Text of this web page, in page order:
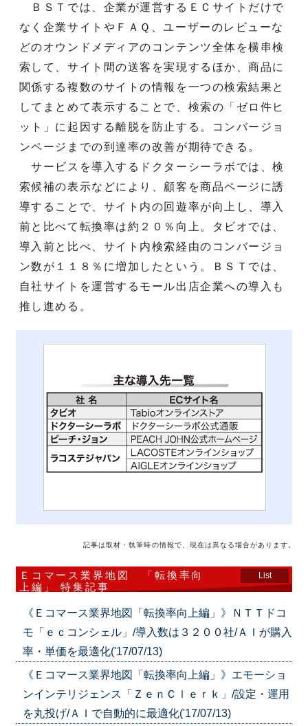
ＢＳＴでは、企業が運営するＥＣサイトだけで
なく企業サイトやＦＡＱ、ユーザーのレビューな
どのオウンドメディアのコンテンツ全体を横串検
索して、サイト間の送客を実現するほか、商品に
関係する複数のサイトの情報を一つの検索結果と
してまとめて表示することで、検索の「ゼロ件ヒ
ット」に起因する離脱を防止する。コンバージョ
ンページまでの到達率の改善が期待できる。
サービスを導入するドクターシーラボでは、検
索候補の表示などにより、顧客を商品ページに誘
導することで、サイト内の回遊率が向上し、導入
前と比べて転換率は約２０％向上。タビオでは、
導入前と比べ、サイト内検索経由のコンバージョ
ン数が１１８％に増加したという。ＢＳＴでは、
自社サイトを運営するモール出店企業への導入も
推し進める。
記事は取材・執筆時の情報で、現在は異なる場合があります。
Ｅコマース業界地図 「転換率向
上編」 特集記事
List
《Ｅコマース業界地図「転換率向上編」》ＮＴＴドコ
モ「ｅｃコンシェル」/導入数は３２００社/ＡＩが購入
率・単価を最適化('17/07/13)
《Ｅコマース業界地図「転換率向上編」》エモーショ
ンインテリジェンス「ＺｅｎＣｌｅｒｋ」/設定・運用
を丸投げ/ＡＩで自動的に最適化('17/07/13)